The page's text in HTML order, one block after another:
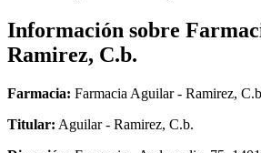
Información sobre
Ramirez, C.b.
Farmacia: Farmacia Aguilar - Ramirez,
Titular: Aguilar - Ramirez, C.b.